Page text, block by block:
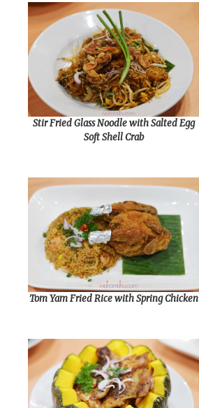
Stir Fried Glass Noodle with Salted Egg
Soft Shell Crab
Tom Yam Fried Rice with Spring Chicken